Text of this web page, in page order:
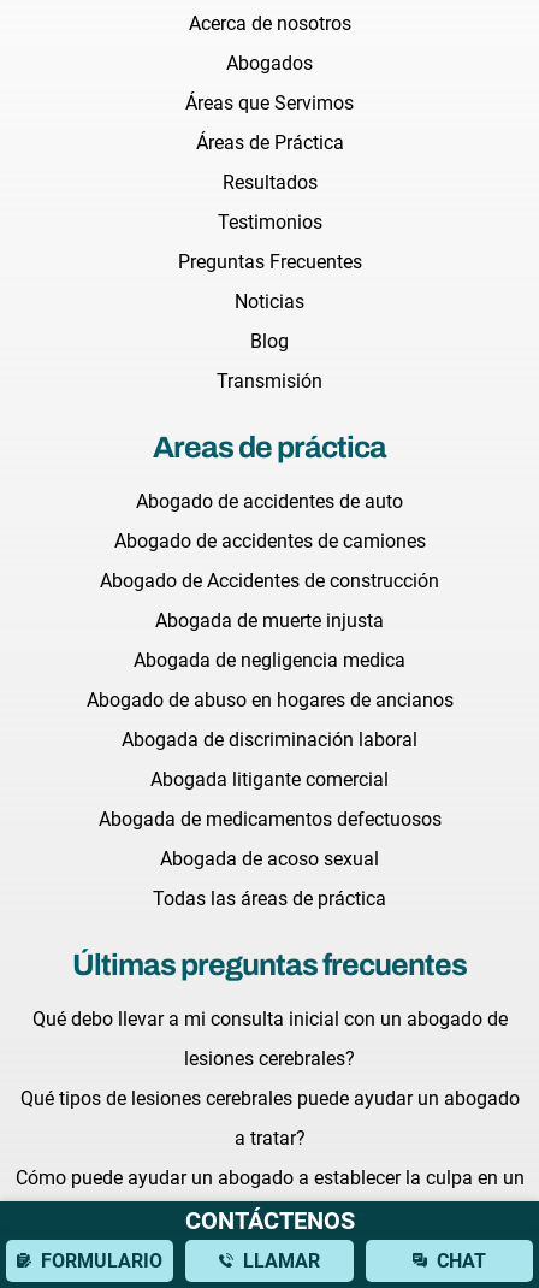
Acerca de nosotros
Abogados
Áreas que Servimos
Áreas de Práctica
Resultados
Testimonios
Preguntas Frecuentes
Noticias
Blog
Transmisión
Areas de práctica
Abogado de accidentes de auto
Abogado de accidentes de camiones
Abogado de Accidentes de construcción
Abogada de muerte injusta
Abogada de negligencia medica
Abogado de abuso en hogares de ancianos
Abogada de discriminación laboral
Abogada litigante comercial
Abogada de medicamentos defectuosos
Abogada de acoso sexual
Todas las áreas de práctica
Últimas preguntas frecuentes
Qué debo llevar a mi consulta inicial con un abogado de
lesiones cerebrales?
Qué tipos de lesiones cerebrales puede ayudar un abogado
a tratar?
Cómo puede ayudar un abogado a establecer la culpa en un
accidente de autobús?
Últimas noticias
CONTÁCTENOS
FORMULARIO LLAMAR CHAT